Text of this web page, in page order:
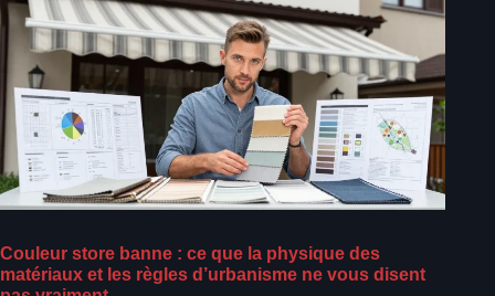
Couleur store banne : ce que la physique des
matériaux et les règles d’urbanisme ne vous disent